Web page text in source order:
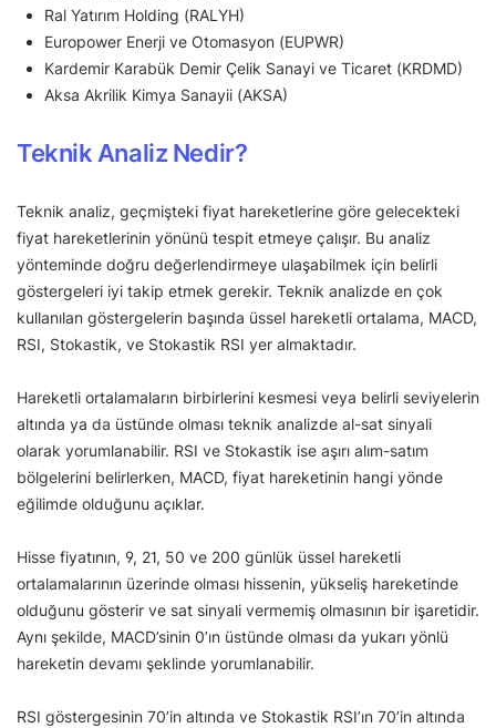
Ral Yatırım Holding (RALYH)
Europower Enerji ve Otomasyon (EUPWR)
Kardemir Karabük Demir Çelik Sanayi ve Ticaret (KRDMD)
Aksa Akrilik Kimya Sanayii (AKSA)
Teknik Analiz Nedir?
Teknik analiz, geçmişteki fiyat hareketlerine göre gelecekteki
fiyat hareketlerinin yönünü tespit etmeye çalışır. Bu analiz
yönteminde doğru değerlendirmeye ulaşabilmek için belirli
göstergeleri iyi takip etmek gerekir. Teknik analizde en çok
kullanılan göstergelerin başında üssel hareketli ortalama, MACD,
RSI, Stokastik, ve Stokastik RSI yer almaktadır.
Hareketli ortalamaların birbirlerini kesmesi veya belirli seviyelerin
altında ya da üstünde olması teknik analizde al-sat sinyali
olarak yorumlanabilir. RSI ve Stokastik ise aşırı alım-satım
bölgelerini belirlerken, MACD, fiyat hareketinin hangi yönde
eğilimde olduğunu açıklar.
Hisse fiyatının, 9, 21, 50 ve 200 günlük üssel hareketli
ortalamalarının üzerinde olması hissenin, yükseliş hareketinde
olduğunu gösterir ve sat sinyali vermemiş olmasının bir işaretidir.
Aynı şekilde, MACD’sinin 0’ın üstünde olması da yukarı yönlü
hareketin devamı şeklinde yorumlanabilir.
RSI göstergesinin 70’in altında ve Stokastik RSI’ın 70’in altında